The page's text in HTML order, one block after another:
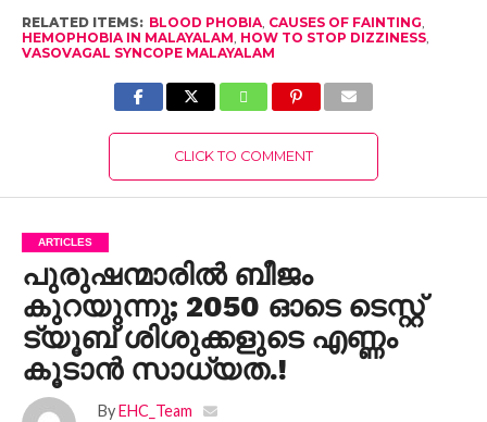
RELATED ITEMS: BLOOD PHOBIA, CAUSES OF FAINTING,
HEMOPHOBIA IN MALAYALAM, HOW TO STOP DIZZINESS,
VASOVAGAL SYNCOPE MALAYALAM
CLICK TO COMMENT
ARTICLES
പുരുഷന്മാരിൽ ബീജം
കുറയുന്നു; 2050 ഓടെ ടെസ്റ്റ്
ട്യൂബ് ശിശുക്കളുടെ എണ്ണം
കൂടാൻ സാധ്യത.!
By EHC_Team